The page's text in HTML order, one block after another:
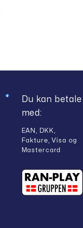
Du kan betale
med:
EAN, DKK,
Fakture, Visa og
Mastercard